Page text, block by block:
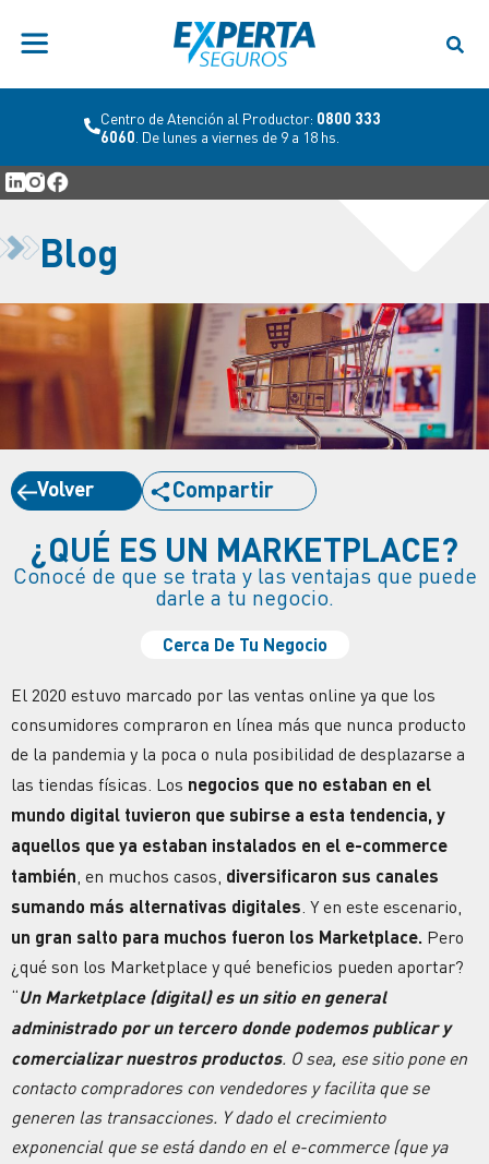
Centro de Atención al Productor: 0800 333
6060 . De lunes a viernes de 9 a 18 hs.
Blog
Volver Compartir
¿QUÉ ES UN MARKETPLACE?
Conocé de que se trata y las ventajas que puede
darle a tu negocio.
Cerca De Tu Negocio
El 2020 estuvo marcado por las ventas online ya que los
consumidores compraron en línea más que nunca producto
de la pandemia y la poca o nula posibilidad de desplazarse a
las tiendas físicas. Los negocios que no estaban en el
mundo digital tuvieron que subirse a esta tendencia, y
aquellos que ya estaban instalados en el e-commerce
también, en muchos casos, diversificaron sus canales
sumando más alternativas digitales. Y en este escenario,
un gran salto para muchos fueron los Marketplace. Pero
¿qué son los Marketplace y qué beneficios pueden aportar?
“Un Marketplace (digital) es un sitio en general
administrado por un tercero donde podemos publicar y
comercializar nuestros productos. O sea, ese sitio pone en
contacto compradores con vendedores y facilita que se
generen las transacciones. Y dado el crecimiento
exponencial que se está dando en el e-commerce (que ya